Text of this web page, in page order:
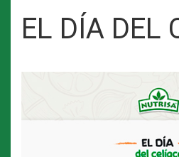
EL DÍA DEL